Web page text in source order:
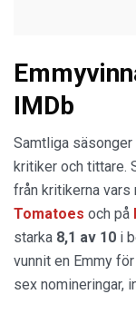
IMDb
Samtliga säsonger
kritiker och tittare.
från kritikerna
Tomatoes och på
starka 8,1 av 10 i
vunnit en Emmy
sex nomineringar,